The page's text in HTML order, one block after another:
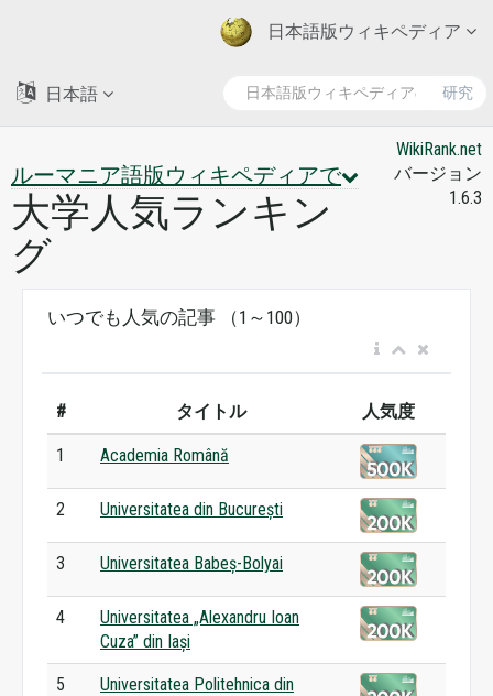
日本語版ウィキペディア
研究
日本語
ルーマニア語版ウィキペディアで
大学人気ランキン
グ
WikiRank.net
バージョン
1.6.3
いつでも人気の記事 （1～100）
# タイトル 人気度
1 Academia Română
2 Universitatea din București
3 Universitatea Babeș-Bolyai
4
Universitatea „Alexandru Ioan
Cuza” din Iași
5
Universitatea Politehnica din